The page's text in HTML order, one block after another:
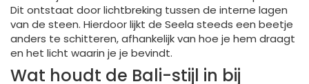
Dit ontstaat door lichtbreking tussen de interne lagen
van de steen. Hierdoor lijkt de Seela steeds een beetje
anders te schitteren, afhankelijk van hoe je hem draagt
en het licht waarin je je bevindt.
Wat houdt de Bali-stijl in bij